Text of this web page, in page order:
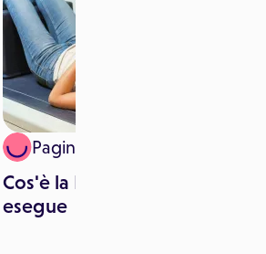
Paginemediche
Cos'è la MOC e come si
esegue